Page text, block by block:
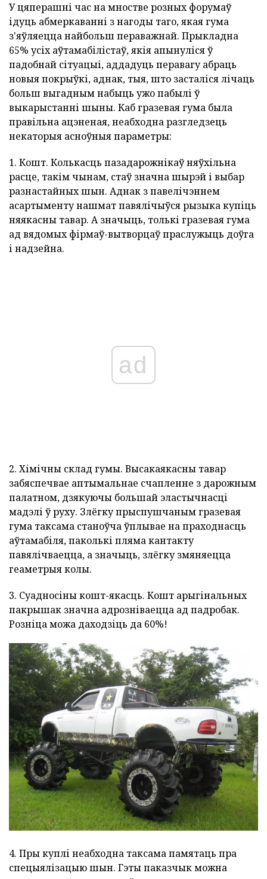
У цяперашні час на мностве розных форумаў
ідуць абмеркаванні з нагоды таго, якая гума
з'яўляецца найбольш пераважнай. Прыкладна
65% усіх аўтамабілістаў, якія апынуліся ў
падобнай сітуацыі, аддадуць перавагу абраць
новыя покрыўкі, аднак, тыя, што засталіся лічаць
больш выгадным набыць ужо пабылі ў
выкарыстанні шыны. Каб гразевая гума была
правільна ацэненая, неабходна разгледзець
некаторыя асноўныя параметры:
1. Кошт. Колькасць пазадарожнікаў няўхільна
расце, такім чынам, стаў значна шырэй і выбар
разнастайных шын. Аднак з павелічэннем
асартыменту нашмат павялічыўся рызыка купіць
няякасны тавар. А значыць, толькі гразевая гума
ад вядомых фірмаў-вытворцаў праслужыць доўга
і надзейна.
ad
2. Хімічны склад гумы. Высакаякасны тавар
забяспечвае аптымальнае счапленне з дарожным
палатном, дзякуючы большай эластычнасці
мадэлі ў руху. Злёгку прыспушчаным гразевая
гума таксама станоўча ўплывае на праходнасць
аўтамабіля, паколькі пляма кантакту
павялічваецца, а значыць, злёгку змяняецца
геаметрыя колы.
3. Суадносіны кошт-якасць. Кошт арыгінальных
пакрышак значна адрозніваецца ад падробак.
Розніца можа даходзіць да 60%!
4. Пры куплі неабходна таксама памятаць пра
спецыялізацыю шын. Гэты паказчык можна